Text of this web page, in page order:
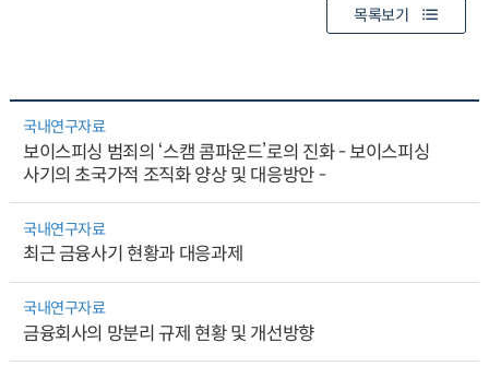
목록보기
국내연구자료
보이스피싱 범죄의 ‘스캠 콤파운드’로의 진화 - 보이스피싱
사기의 초국가적 조직화 양상 및 대응방안 -
국내연구자료
최근 금융사기 현황과 대응과제
국내연구자료
금융회사의 망분리 규제 현황 및 개선방향